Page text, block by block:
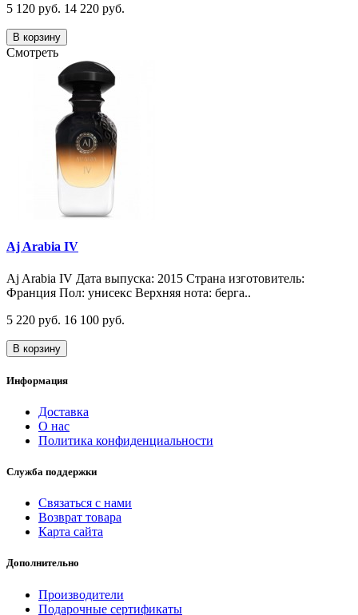
5 120 руб. 14 220 руб.
В корзину
Смотреть
Aj Arabia IV
Aj Arabia IV Дата выпуска: 2015 Страна изготовитель:
Франция Пол: унисекс Верхняя нота: берга..
5 220 руб. 16 100 руб.
В корзину
Информация
Доставка
О нас
Политика конфиденциальности
Служба поддержки
Связаться с нами
Возврат товара
Карта сайта
Дополнительно
Производители
Подарочные сертификаты